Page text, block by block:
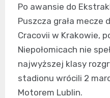
Po awansie do
Puszcza grała mecze
Cracovii w Krakowie,
Niepołomicach nie
najwyższej klasy
stadionu wrócili 2
Motorem Lublin.